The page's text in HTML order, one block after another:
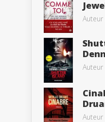
Auteur
Auteur
Auteur